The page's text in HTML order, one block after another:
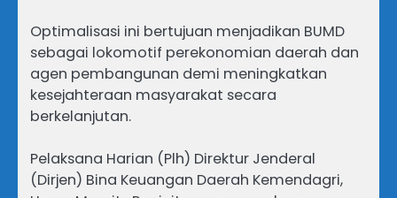
Optimalisasi ini bertujuan menjadikan BUMD
sebagai lokomotif perekonomian daerah dan
agen pembangunan demi meningkatkan
kesejahteraan masyarakat secara
berkelanjutan.
Pelaksana Harian (Plh) Direktur Jenderal
(Dirjen) Bina Keuangan Daerah Kemendagri,